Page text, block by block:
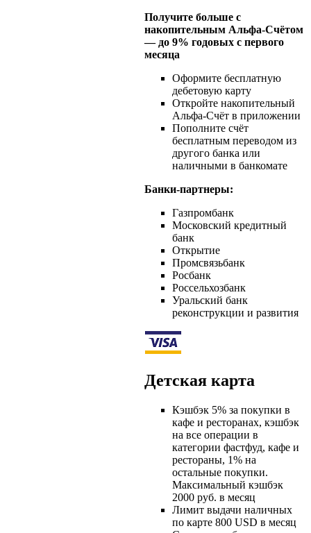
Получите больше с
накопительным Альфа-Счётом
— до 9% годовых с первого
месяца
Оформите бесплатную
дебетовую карту
Откройте накопительный
Альфа-Счёт в приложении
Пополните счёт
бесплатным переводом из
другого банка или
наличными в банкомате
Банки-партнеры:
Газпромбанк
Московский кредитный
банк
Открытие
Промсвязьбанк
Росбанк
Россельхозбанк
Уральский банк
реконструкции и развития
Детская карта
Кэшбэк 5% за покупки в
кафе и ресторанах, кэшбэк
на все операции в
категории фастфуд, кафе и
рестораны, 1% на
остальные покупки.
Максимальный кэшбэк
2000 руб. в месяц
Лимит выдачи наличных
по карте 800 USD в месяц